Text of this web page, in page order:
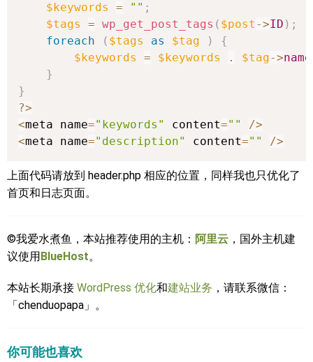
$keywords = "" ;
$tags
= wp_get_post_tags ( $post ->ID ) ;
foreach
( $tags as $tag )
{
$keywords
= $keywords . $tag->name
}
}
?>
<meta name="keywords" content="" />
<meta name="description" content="" />
上面代码请放到 header.php 相应的位置，同样我也只优化了
首页和日志页面。
©我爱水煮鱼，本站推荐使用的主机： 阿里云 ，国外主机建
议使用BlueHost。
本站长期承接 WordPress 优化和建站业务 ，请联系微信：
「chenduopapa」。
你可能也喜欢